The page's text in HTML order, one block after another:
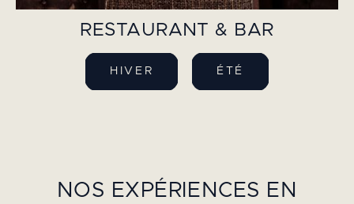
RESTAURANT & BAR
HIVER ÉTÉ
NOS EXPÉRIENCES EN